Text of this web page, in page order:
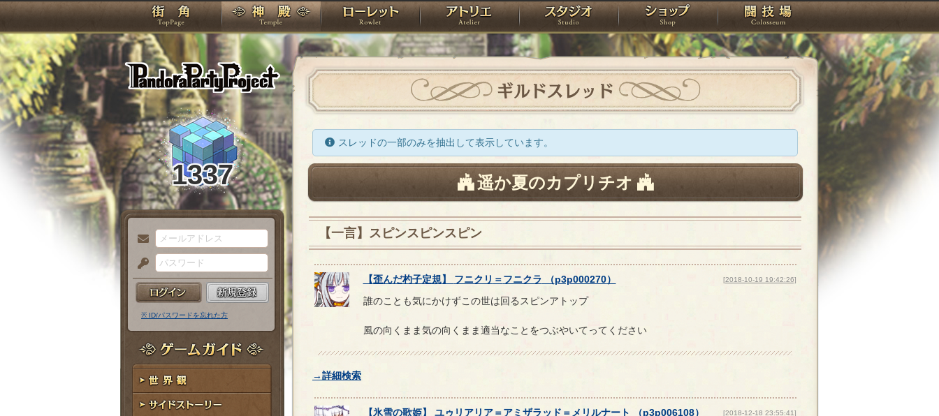
PandoraPartyProject
TOP 神殿 ローレット アトリエ スタジオ ショップ 闘技場
1337
メ
ー
ル
ア
ド
レ
ス
パ
ス
ー
ド
※ ID/パスワードを忘れた方
ゲームガイド
世界観
ギルドスレッド
スレッドの一部のみを抽出して表示しています。
遥か夏のカプリチオ
【一言】スピンスピンスピン
【歪んだ杓子定規】 フニクリ ＝フニクラ （p3p000270） [2018-10-19 19:42:26]
誰のことも気にかけずこの世は回るスピンアトップ
風の向くまま気の向くまま適当なことをつぶやいてってください
→詳細検索
【氷雪の歌姫】 ユゥリアリア＝アミザラッド ＝ メリルナート （p3p006108） [2018-12-18 23:55:41]